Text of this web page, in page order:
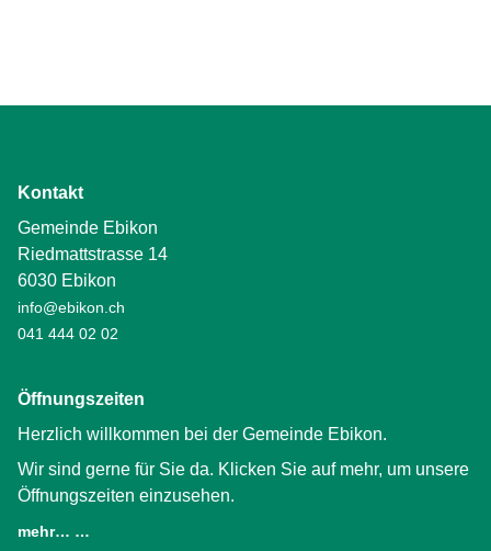
Kontakt
Gemeinde Ebikon
Riedmattstrasse 14
6030 Ebikon
info@ebikon.ch
041 444 02 02
Öffnungszeiten
Herzlich willkommen bei der Gemeinde Ebikon.
Wir sind gerne für Sie da. Klicken Sie auf mehr, um unsere
Öffnungszeiten einzusehen.
mehr… …